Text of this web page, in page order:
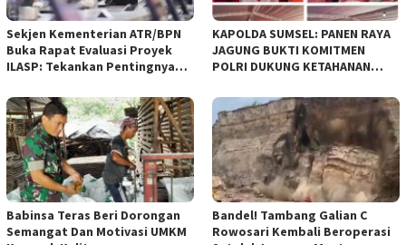
Sekjen Kementerian ATR/BPN
Buka Rapat Evaluasi Proyek
ILASP: Tekankan Pentingnya
Anggaran
KAPOLDA SUMSEL: PANEN RAYA
JAGUNG BUKTI KOMITMEN
POLRI DUKUNG KETAHANAN
Babinsa Teras Beri Dorongan
Semangat Dan Motivasi UMKM
Bandel! Tambang Galian C
Rowosari Kembali Beroperasi